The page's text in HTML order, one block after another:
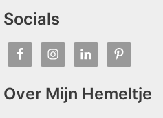
Socials
Over Mijn Hemeltje